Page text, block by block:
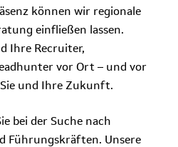
können wir regionale
einfließen lassen.
Ihre Recruiter,
vor Ort – und vor
und Ihre Zukunft.
bei der Suche nach
Führungskräften. Unsere